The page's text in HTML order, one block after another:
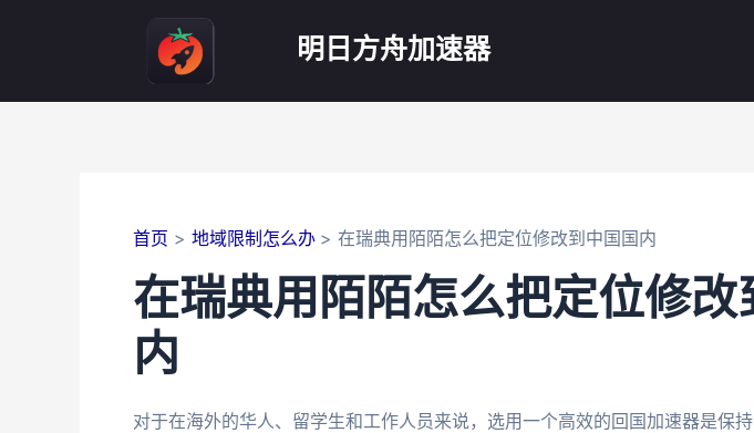
明日方舟加速器
首页 地域限制怎么办 在瑞典用陌陌怎么把定位修改到中国国内
在瑞典用陌陌怎么把定位修改
内
对于在海外的华人、留学生和工作人员来说，选用一个高效的回国加速器是保持